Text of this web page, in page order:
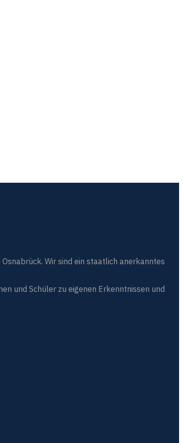
Wir sind ein staatlich anerkanntes
und Schüler zu eigenen Erkenntnissen und